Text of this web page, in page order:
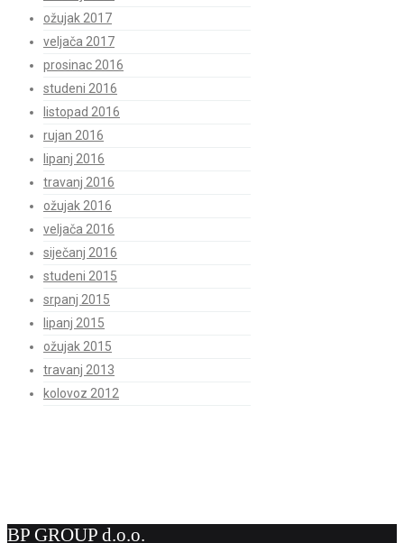
ožujak 2017
veljača 2017
prosinac 2016
studeni 2016
listopad 2016
rujan 2016
lipanj 2016
travanj 2016
ožujak 2016
veljača 2016
siječanj 2016
studeni 2015
srpanj 2015
lipanj 2015
ožujak 2015
travanj 2013
kolovoz 2012
BP GROUP d.o.o.